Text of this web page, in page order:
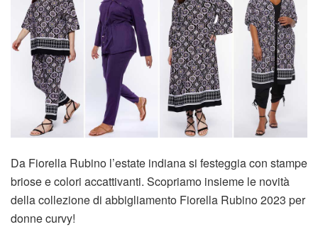
Da Fiorella Rubino l’estate indiana si festeggia con stampe
briose e colori accattivanti. Scopriamo insieme le novità
della collezione di abbigliamento Fiorella Rubino 2023 per
donne curvy!